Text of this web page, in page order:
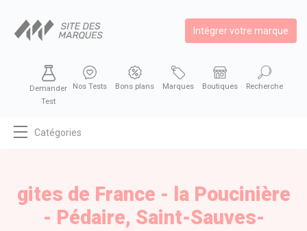
Intégrer votre marque
Demander
Test
Nos Tests Bons plans Marques Boutiques Recherche
Catégories
gites de France - la Poucinière
- Pédaire, Saint-Sauves-